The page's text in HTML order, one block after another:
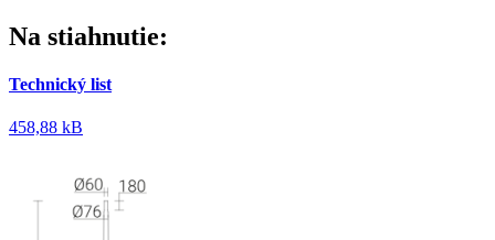
Na stiahnutie:
Technický list
458,88 kB